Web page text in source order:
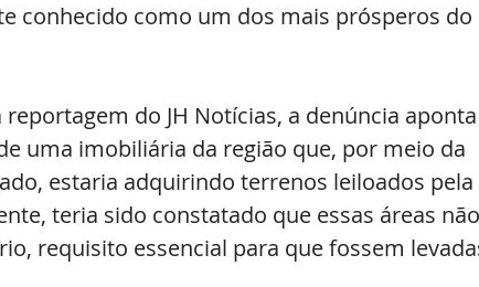
conhecido como um dos mais prósperos do
do JH Notícias, a denúncia aponta
uma imobiliária da região que, por meio da
estaria adquirindo terrenos leiloados pela
teria sido constatado que essas áreas não
requisito essencial para que fossem